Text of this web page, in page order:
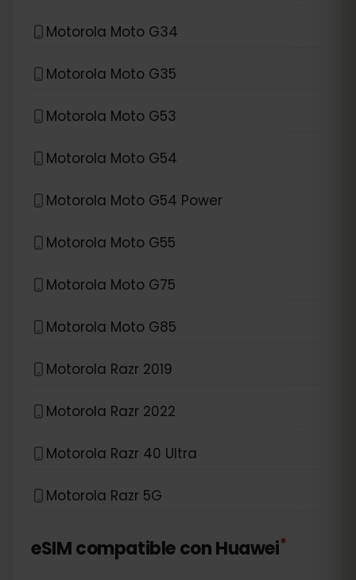
Motorola Moto G34
Motorola Moto G35
Motorola Moto G53
Motorola Moto G54
Motorola Moto G54 Power
Motorola Moto G55
Motorola Moto G75
Motorola Moto G85
Motorola Razr 2019
Motorola Razr 2022
Motorola Razr 40 Ultra
Motorola Razr 5G
eSIM compatible conHuawei*